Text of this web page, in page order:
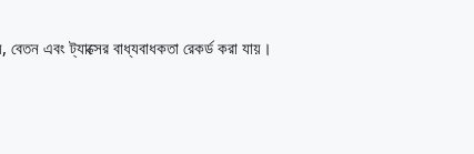
এবং ট্যাক্সের বাধ্যবাধকতা রেকর্ড করা যায়।